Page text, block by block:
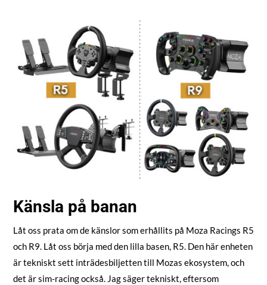
Känsla på banan
Låt oss prata om de känslor som erhållits på Moza Racings R5
och R9. Låt oss börja med den lilla basen, R5. Den här enheten
är tekniskt sett inträdesbiljetten till Mozas ekosystem, och
det är sim-racing också. Jag säger tekniskt, eftersom